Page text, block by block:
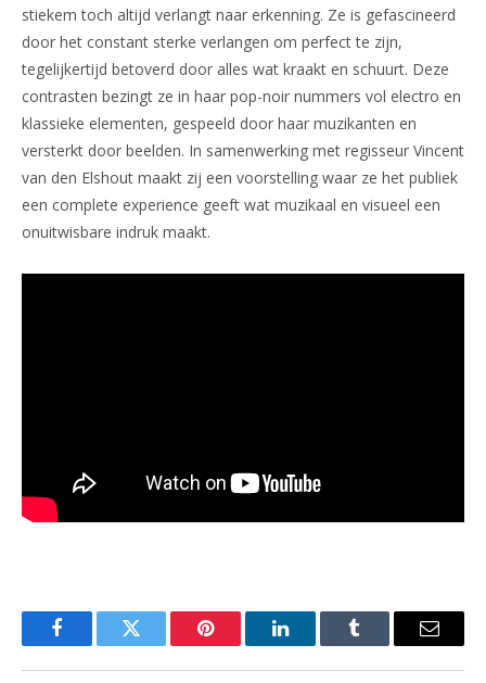
stiekem toch altijd verlangt naar erkenning. Ze is gefascineerd
door het constant sterke verlangen om perfect te zijn,
tegelijkertijd betoverd door alles wat kraakt en schuurt. Deze
contrasten bezingt ze in haar pop-noir nummers vol electro en
klassieke elementen, gespeeld door haar muzikanten en
versterkt door beelden. In samenwerking met regisseur Vincent
van den Elshout maakt zij een voorstelling waar ze het publiek
een complete experience geeft wat muzikaal en visueel een
onuitwisbare indruk maakt.
FacebookTwitter Pinterest LinkedInTumblr Email